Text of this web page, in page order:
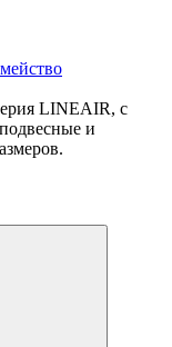
LINEAIR, с
и